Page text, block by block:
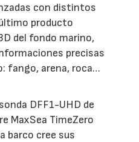
con distintos
producto
del fondo marino,
precisas
fango, arena, roca…
DFF1-UHD de
MaxSea TimeZero
barco cree sus